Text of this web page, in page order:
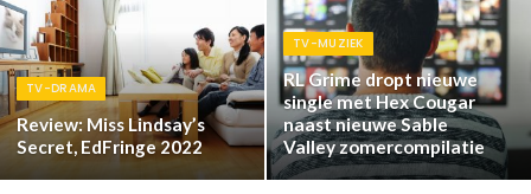
TV-DRAMA
Review: Miss Lindsay’s
Secret, EdFringe 2022
TV-MUZIEK
RL Grime dropt nieuwe
single met Hex Cougar
naast nieuwe Sable
Valley zomercompilatie